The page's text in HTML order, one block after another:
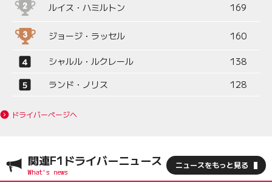
ルイス・ハミルトン 169
ジョージ・ラッセル 160
シャルル・ルクレール
138
ランド・ノリス
128
ドライバーページへ
関連F1ドライバーニュース ニュースをもっと見る